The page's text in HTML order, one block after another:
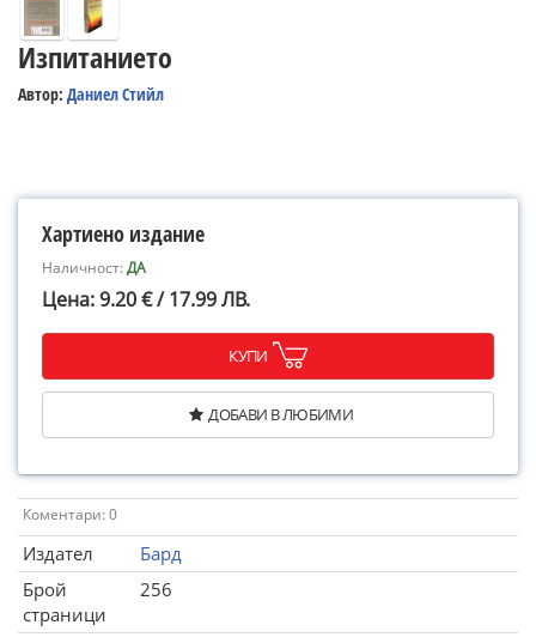
Изпитанието
Автор: Даниел Стийл
Хартиено издание
Наличност:ДА
Цена: 9.20 € / 17.99 ЛВ.
КУПИ
ДОБАВИ В ЛЮБИМИ
Коментари: 0
Издател
Бард
Брой
страници
256